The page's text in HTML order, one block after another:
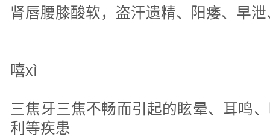
肾唇腰膝酸软，盗汗遗精、阳痿、早
嘻xì
三焦牙三焦不畅而引起的眩晕、耳鸣
利等疾患